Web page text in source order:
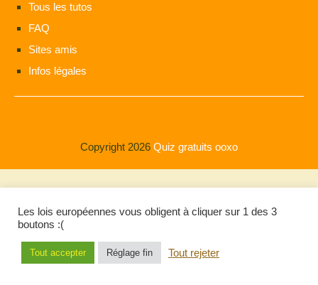
Tous les tutos
FAQ
Sites amis
Infos légales
Copyright 2026 Quiz gratuits ooxo
Les lois européennes vous obligent à cliquer sur 1 des 3
boutons :(
Tout accepter Réglage fin Tout rejeter